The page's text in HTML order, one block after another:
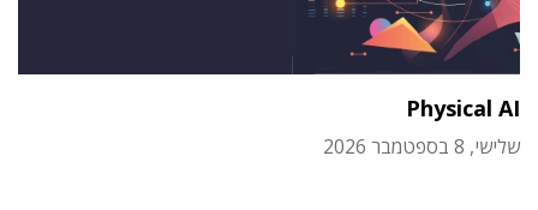
Physical AI
שלישי, 8 בספטמבר 2026